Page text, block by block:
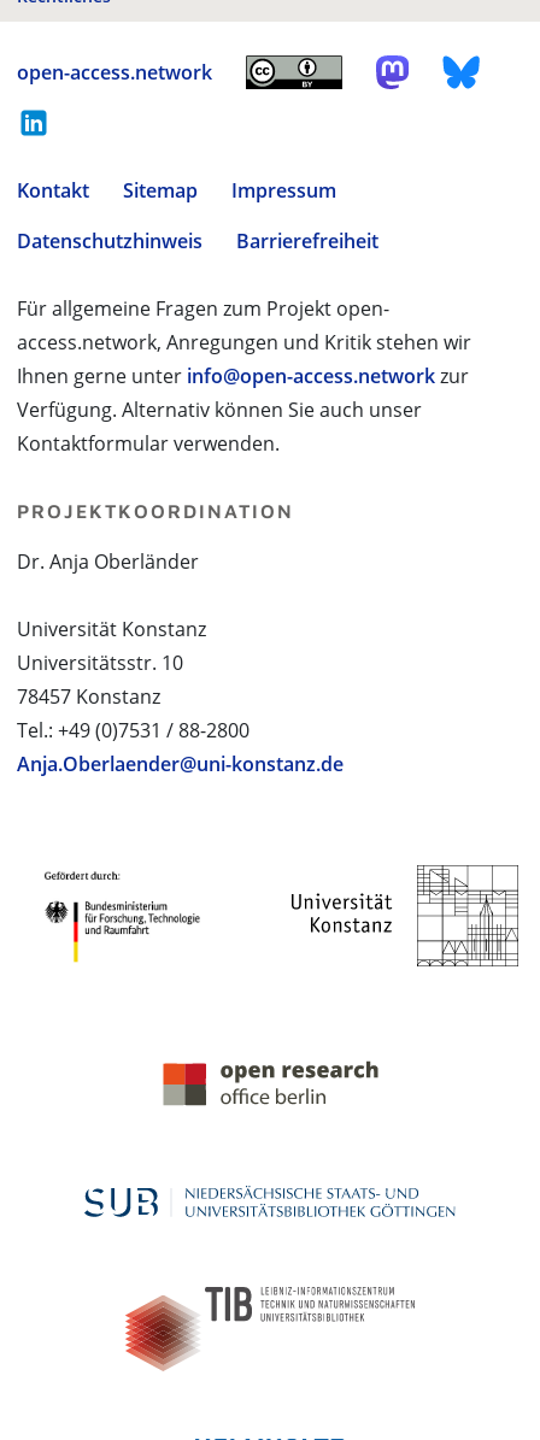
open-access.network
Kontakt Sitemap
Impressum
Datenschutzhinweis
Barrierefreiheit
Für allgemeine Fragen zum Projekt open-
access.network, Anregungen und Kritik stehen wir
Ihnen gerne unter info@open-access.networkzur
Verfügung. Alternativ können Sie auch unser
Kontaktformular verwenden.
PROJEKTKOORDINATION
Dr. Anja Oberländer
Universität Konstanz
Universitätsstr. 10
78457 Konstanz
Tel.: +49 (0)7531 / 88-2800
Anja.Oberlaender@uni-konstanz.de